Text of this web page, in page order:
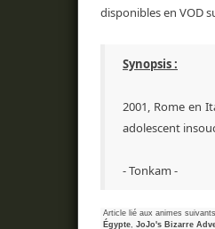
disponibles en VOD
Synopsis :
2001, Rome en
adolescent
- Tonkam -
Article lié aux animes
Égypte, JoJo's Bizarre